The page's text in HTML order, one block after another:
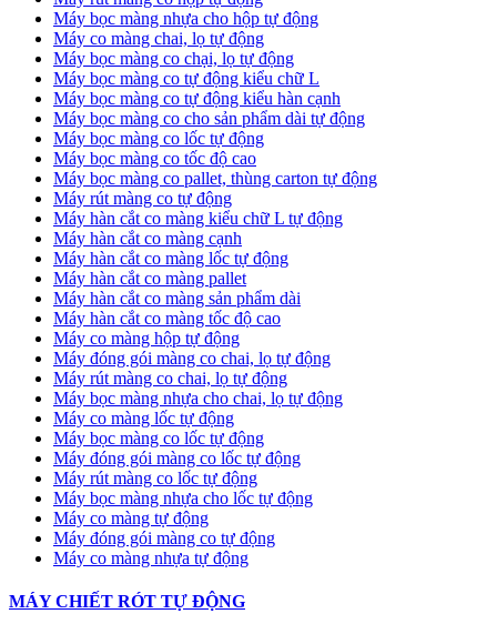
Máy bọc màng nhựa cho hộp tự động
Máy co màng chai, lọ tự động
Máy bọc màng co chại, lọ tự động
Máy bọc màng co tự động kiểu chữ L
Máy bọc màng co tự động kiểu hàn cạnh
Máy bọc màng co cho sản phẩm dài tự động
Máy bọc màng co lốc tự động
​Máy bọc màng co tốc độ cao
Máy bọc màng co pallet, thùng carton tự động
​Máy rút màng co tự động
​Máy hàn cắt co màng kiểu chữ L tự động
​Máy hàn cắt co màng cạnh
​Máy hàn cắt co màng lốc tự động
​Máy hàn cắt co màng pallet
​Máy hàn cắt co màng sản phẩm dài
​Máy hàn cắt co màng tốc độ cao
Máy co màng hộp tự động
Máy đóng gói màng co chai, lọ tự động
Máy rút màng co chai, lọ tự động
Máy bọc màng nhựa cho chai, lọ tự động
Máy co màng lốc tự động
Máy bọc màng co lốc tự động
Máy đóng gói màng co lốc tự động
Máy rút màng co lốc tự động
Máy bọc màng nhựa cho lốc tự động
Máy co màng tự động
Máy đóng gói màng co tự động
Máy co màng nhựa tự động
MÁY CHIẾT RÓT TỰ ĐỘNG